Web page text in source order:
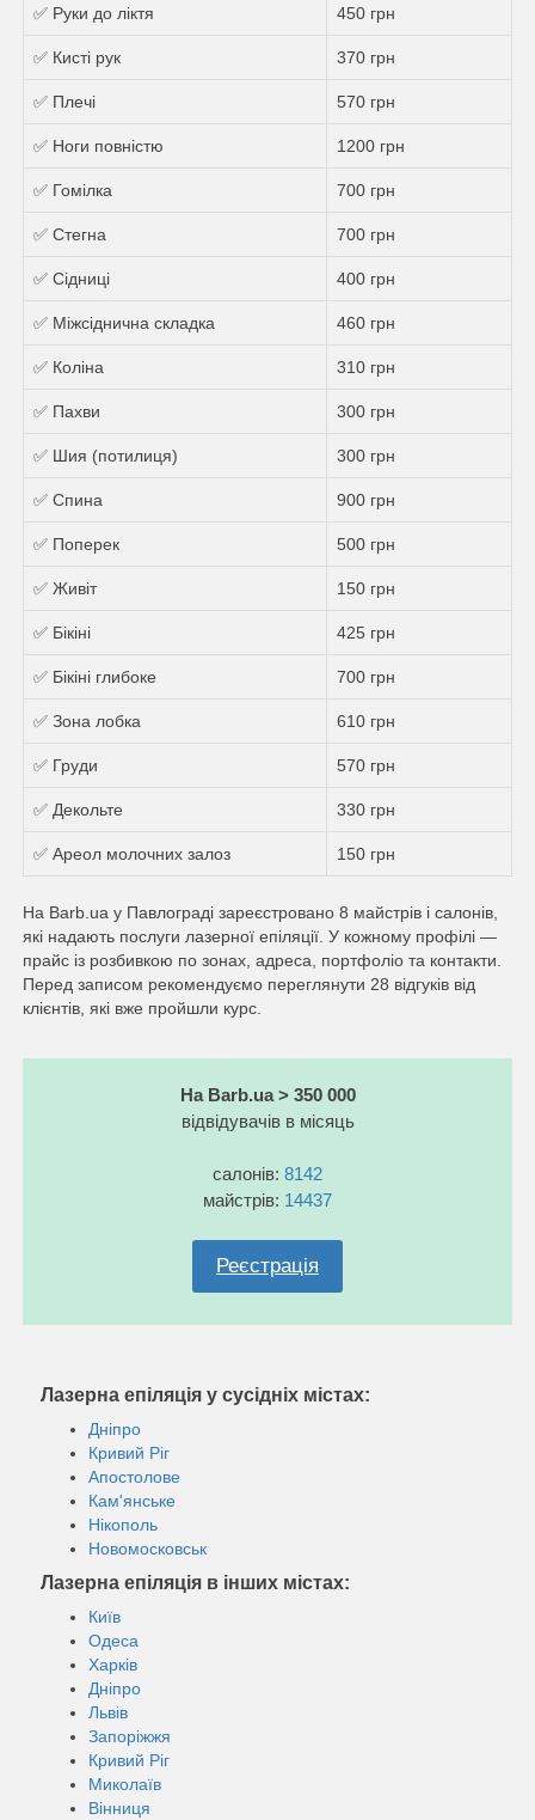
✅ Руки до ліктя 450 грн
✅ Кисті рук 370 грн
✅ Плечі 570 грн
✅ Ноги повністю 1200 грн
✅ Гомілка 700 грн
✅ Стегна 700 грн
✅ Сідниці 400 грн
✅ Міжсіднична складка 460 грн
✅ Коліна 310 грн
✅ Пахви 300 грн
✅ Шия (потилиця) 300 грн
✅ Спина 900 грн
✅ Поперек 500 грн
✅ Живіт 150 грн
✅ Бікіні 425 грн
✅ Бікіні глибоке 700 грн
✅ Зона лобка 610 грн
✅ Груди 570 грн
✅ Декольте 330 грн
✅ Ареол молочних залоз 150 грн
На Barb.ua у Павлограді зареєстровано 8 майстрів i салонів,
які надають послуги лазерної епіляції. У кожному профілі —
прайс із розбивкою по зонах, адреса, портфоліо та контакти.
Перед записом рекомендуємо переглянути 28 відгуків від
клієнтів, які вже пройшли курс.
На Barb.ua > 350 000
відвідувачів в місяць
салонів: 8142
майстрів: 14437
Реєстрація
Лазерна епіляція у сусідніх містах:
Дніпро
Кривий Ріг
Апостолове
Кам'янське
Нікополь
Новомосковськ
Лазерна епіляція в інших містах:
Київ
Одеса
Харків
Дніпро
Львів
Запоріжжя
Кривий Ріг
Миколаїв
Вінниця